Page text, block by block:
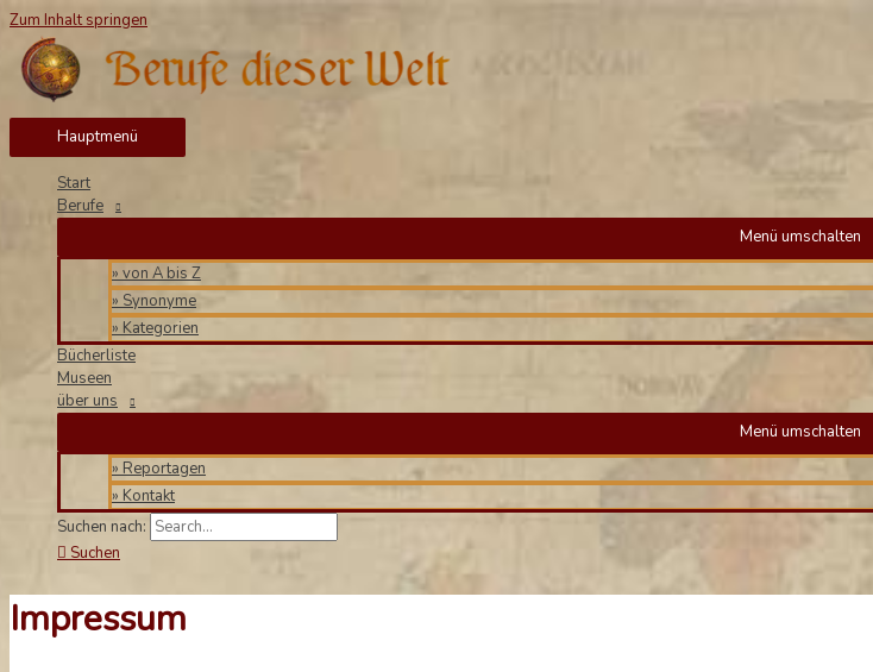
Zum Inhalt springen
Hauptmenü
Start
Berufe
Menü umschalten
» von A bis Z
» Synonyme
» Kategorien
Bücherliste
Museen
über uns
Menü umschalten
» Reportagen
» Kontakt
Suchen nach:
Suchen
Impressum